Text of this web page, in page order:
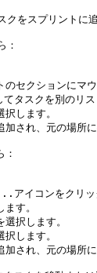
クをスプリントに
：
セクションにマウ
スクを別のリス
します。
され、元の場所に
イコンをクリッ
す。
択します。
します。
され、元の場所に